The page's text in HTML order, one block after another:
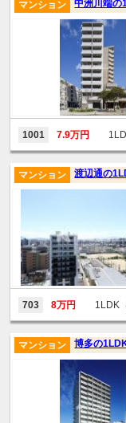
中洲川端の
マンション
1001 7.9万円
渡辺通の
マンション
703 8万円 1LDK
博多の
マンション